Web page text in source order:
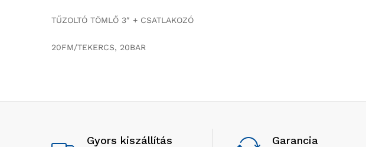
TŰZOLTÓ TÖMLŐ 3″ + CSATLAKOZÓ
20FM/TEKERCS, 20BAR
Gyors kiszállítás Garancia